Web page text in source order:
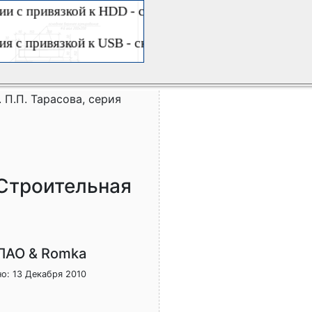
Тарасова, серия
& Romka
13 Декабря 2010